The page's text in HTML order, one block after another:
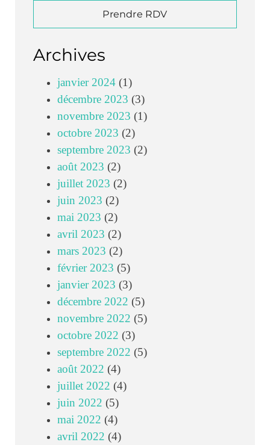
Prendre RDV
Archives
janvier 2024 (1)
décembre 2023 (3)
novembre 2023 (1)
octobre 2023 (2)
septembre 2023 (2)
août 2023 (2)
juillet 2023 (2)
juin 2023 (2)
mai 2023 (2)
avril 2023 (2)
mars 2023 (2)
février 2023 (5)
janvier 2023 (3)
décembre 2022 (5)
novembre 2022 (5)
octobre 2022 (3)
septembre 2022 (5)
août 2022 (4)
juillet 2022 (4)
juin 2022 (5)
mai 2022 (4)
avril 2022 (4)